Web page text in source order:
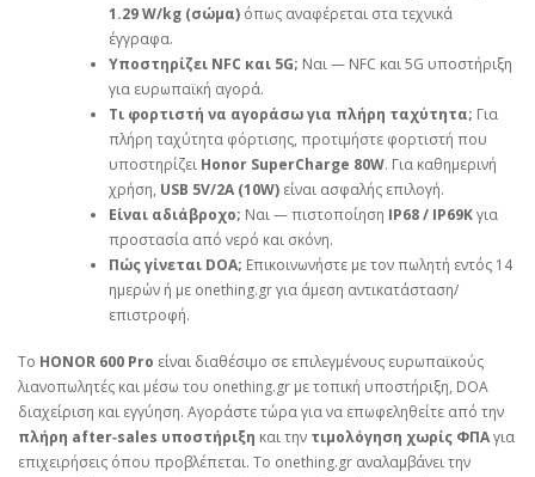
1.29 W/kg (σώμα) όπως αναφέρεται στα τεχνικά
έγγραφα.
Υποστηρίζει NFC και 5G; Ναι — NFC και 5G υποστήριξη
για ευρωπαϊκή αγορά.
Τι φορτιστή να αγοράσω για πλήρη ταχύτητα; Για
πλήρη ταχύτητα φόρτισης, προτιμήστε φορτιστή που
υποστηρίζει Honor SuperCharge 80W. Για καθημερινή
χρήση, USB 5V/2A (10W) είναι ασφαλής επιλογή.
Είναι αδιάβροχο; Ναι — πιστοποίηση IP68 / IP69Kγια
προστασία από νερό και σκόνη.
Πώς γίνεται DOA; Επικοινωνήστε με τον πωλητή εντός 14
ημερών ή με onething.gr για άμεση αντικατάσταση/
επιστροφή.
Το HONOR 600 Pro είναι διαθέσιμο σε επιλεγμένους ευρωπαϊκούς
λιανοπωλητές και μέσω του onething.gr με τοπική υποστήριξη, DOA
διαχείριση και εγγύηση. Αγοράστε τώρα για να επωφεληθείτε από την
πλήρη after‑sales υποστήριξη και την τιμολόγηση χωρίς ΦΠΑγια
επιχειρήσεις όπου προβλέπεται. Το onething.gr αναλαμβάνει την